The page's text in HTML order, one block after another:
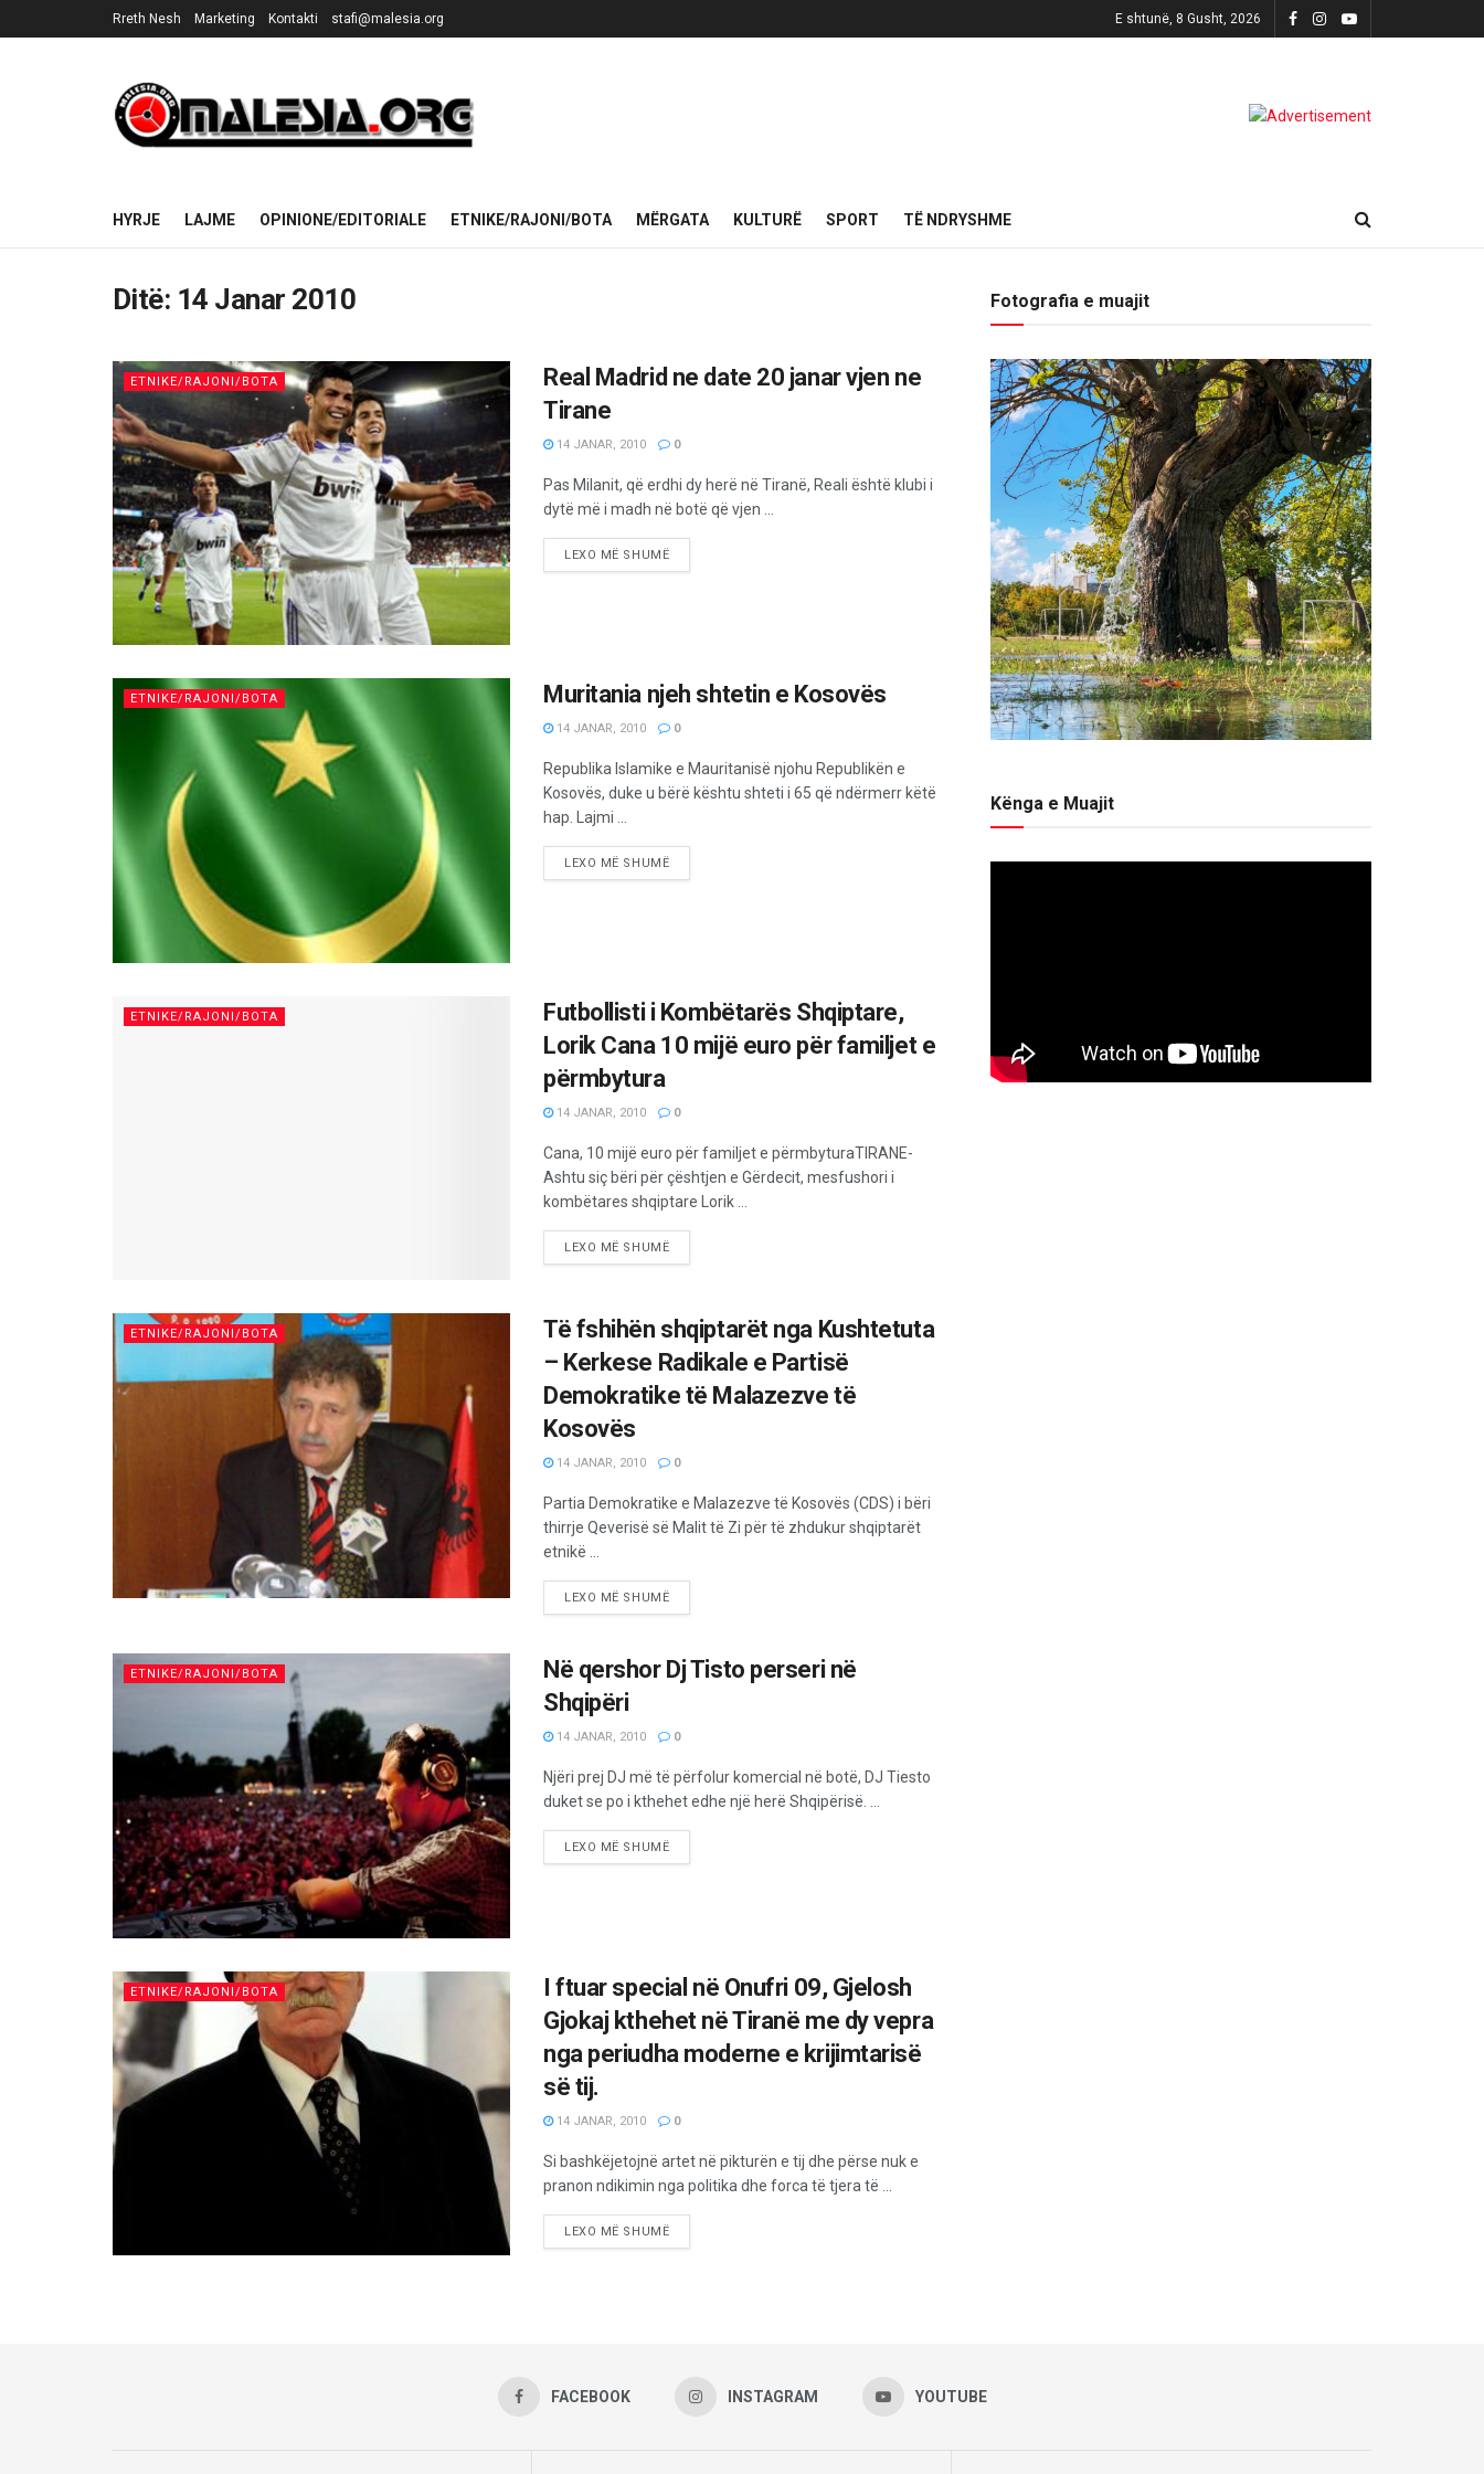
Rreth Nesh Marketing Kontakti stafi@malesia.org E shtunë, 8 Gusht, 2026
HYRJE LAJME OPINIONE/EDITORIALE ETNIKE/RAJONI/BOTA MËRGATA KULTURË SPORT TË NDRYSHME
Ditë: 14 Janar 2010
ETNIKE/RAJONI/BOTA
Real Madrid ne date 20 janar vjen ne
Tirane
14 JANAR, 2010 0
Pas Milanit, që erdhi dy herë në Tiranë, Reali është klubi i
dytë më i madh në botë që vjen ...
LEXO MË SHUMË
ETNIKE/RAJONI/BOTA Muritania njeh shtetin e Kosovës
14 JANAR, 2010 0
Republika Islamike e Mauritanisë njohu Republikën e
Kosovës, duke u bërë kështu shteti i 65 që ndërmerr këtë
hap. Lajmi ...
LEXO MË SHUMË
ETNIKE/RAJONI/BOTA
Futbollisti i Kombëtarës Shqiptare,
Lorik Cana 10 mijë euro për familjet e
përmbytura
14 JANAR, 2010 0
Cana, 10 mijë euro për familjet e përmbyturaTIRANE-
Ashtu siç bëri për çështjen e Gërdecit, mesfushori i
kombëtares shqiptare Lorik ...
LEXO MË SHUMË
ETNIKE/RAJONI/BOTA
Të fshihën shqiptarët nga Kushtetuta
– Kerkese Radikale e Partisë
Demokratike të Malazezve të
Kosovës
14 JANAR, 2010 0
Partia Demokratike e Malazezve të Kosovës (CDS) i bëri
thirrje Qeverisë së Malit të Zi për të zhdukur shqiptarët
etnikë ...
LEXO MË SHUMË
ETNIKE/RAJONI/BOTA
Në qershor Dj Tisto perseri në
Shqipëri
14 JANAR, 2010 0
Njëri prej DJ më të përfolur komercial në botë, DJ Tiesto
duket se po i kthehet edhe një herë Shqipërisë. ...
LEXO MË SHUMË
ETNIKE/RAJONI/BOTA
I ftuar special në Onufri 09, Gjelosh
Gjokaj kthehet në Tiranë me dy vepra
nga periudha moderne e krijimtarisë
së tij.
14 JANAR, 2010 0
Si bashkëjetojnë artet në pikturën e tij dhe përse nuk e
pranon ndikimin nga politika dhe forca të tjera të ...
LEXO MË SHUMË
Fotografia e muajit
Kënga e Muajit
FACEBOOK INSTAGRAM YOUTUBE